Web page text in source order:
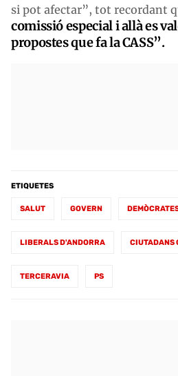
si pot afectar”, tot recordant
comissió especial i allà es
propostes que fa la CASS”.
ETIQUETES
SALUT GOVERN
LIBERALS D'ANDORRA CIUTADANS
TERCERAVIA PS